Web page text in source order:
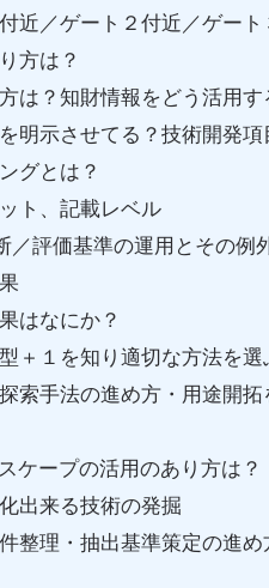
／ゲート２付近／ゲート
方は？
は？知財情報をどう活用す
明示させてる？技術開発
グとは？
ト、記載レベル
／評価基準の運用とその例
はなにか？
＋１を知り適切な方法を選
索手法の進め方・用途開
ケープの活用のあり方は？
出来る技術の発掘
整理・抽出基準策定の進め